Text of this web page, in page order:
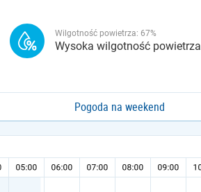
Wilgotność powietrza: 67%
Wysoka wilgotność powietrza
Pogoda na weekend